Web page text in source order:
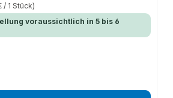
/ 1 Stück)
voraussichtlich in 5 bis 6